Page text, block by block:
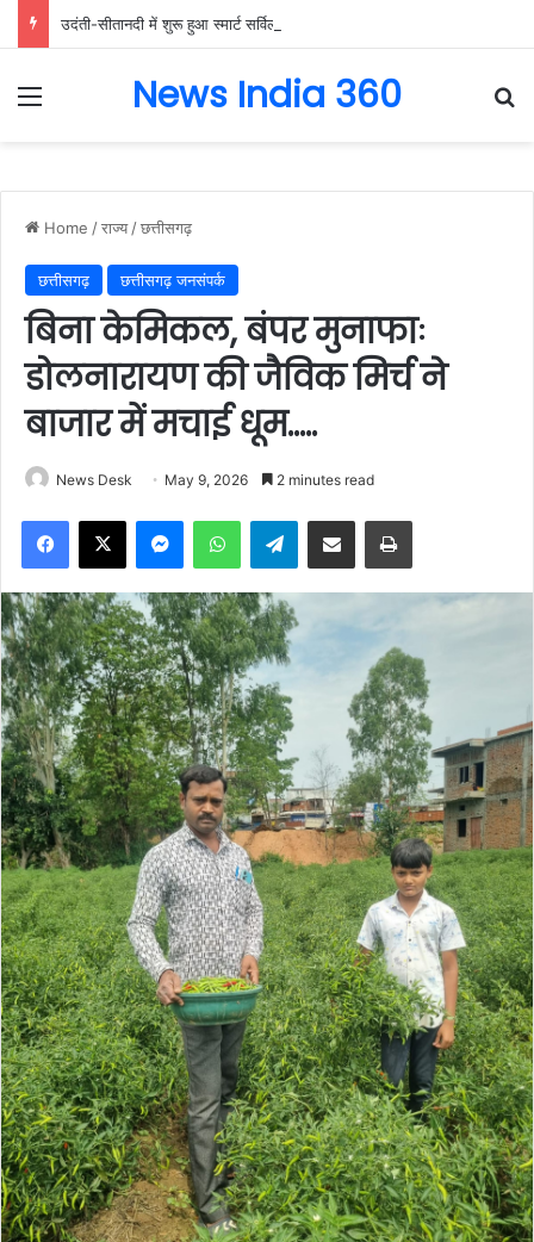
Menu News India 360
Home /राज्य /छत्तीसगढ़
छत्तीसगढ़ छत्तीसगढ़ जनसंपर्क
बिना केमिकल, बंपर मुनाफाः
डोलनारायण की जैविक मिर्च ने
बाजार में मचाई धूम…..
News Desk May 9, 2026 2 minutes read
Facebook
X MessengerWhatsAppTelegramShare via Email Print